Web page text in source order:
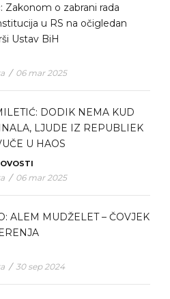
Zakonom o zabrani rada
u RS na očigledan
Ustav BiH
/ 06 mar 2025
DODIK NEMA KUD
LJUDE IZ REPUBLIEK
U HAOS
/ 06 mar 2025
ALEM MUDŽELET – ČOVJEK
/ 30 sep 2024